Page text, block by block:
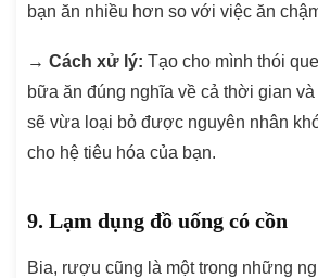
bạn ăn nhiều hơn so với việc ăn
→ Cách xử lý: Tạo cho mình thói
bữa ăn đúng nghĩa về cả thời gian
sẽ vừa loại bỏ được nguyên nhân
cho hệ tiêu hóa của bạn.
9. Lạm dụng đồ uống có cồn
Bia, rượu cũng là một trong những